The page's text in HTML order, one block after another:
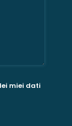
miei dati